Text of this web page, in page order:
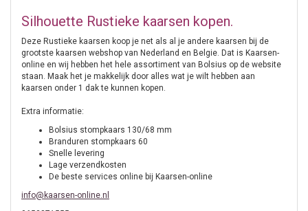
Silhouette Rustieke kaarsen kopen.
Deze Rustieke kaarsen koop je net als al je andere kaarsen bij de
grootste kaarsen webshop van Nederland en Belgie. Dat is Kaarsen-
online en wij hebben het hele assortiment van Bolsius op de website
staan. Maak het je makkelijk door alles wat je wilt hebben aan
kaarsen onder 1 dak te kunnen kopen.
Extra informatie:
Bolsius stompkaars 130/68 mm
Branduren stompkaars 60
Snelle levering
Lage verzendkosten
De beste services online bij Kaarsen-online
info@kaarsen-online.nl